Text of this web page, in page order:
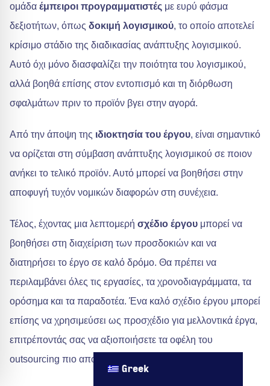
ομάδα έμπειροι προγραμματιστές με ευρύ φάσμα
δεξιοτήτων, όπως δοκιμή λογισμικού, το οποίο αποτελεί
κρίσιμο στάδιο της διαδικασίας ανάπτυξης λογισμικού.
Αυτό όχι μόνο διασφαλίζει την ποιότητα του λογισμικού,
αλλά βοηθά επίσης στον εντοπισμό και τη διόρθωση
σφαλμάτων πριν το προϊόν βγει στην αγορά.
Από την άποψη της ιδιοκτησία του έργου, είναι σημαντικό
να ορίζεται στη σύμβαση ανάπτυξης λογισμικού σε ποιον
ανήκει το τελικό προϊόν. Αυτό μπορεί να βοηθήσει στην
αποφυγή τυχόν νομικών διαφορών στη συνέχεια.
Τέλος, έχοντας μια λεπτομερή σχέδιο έργου μπορεί να
βοηθήσει στη διαχείριση των προσδοκιών και να
διατηρήσει το έργο σε καλό δρόμο. Θα πρέπει να
περιλαμβάνει όλες τις εργασίες, τα χρονοδιαγράμματα, τα
ορόσημα και τα παραδοτέα. Ένα καλό σχέδιο έργου μπορεί
επίσης να χρησιμεύσει ως προσχέδιο για μελλοντικά έργα,
επιτρέποντάς σας να αξιοποιήσετε τα οφέλη του
outsourcing πιο αποτελεσματικά.
Greek